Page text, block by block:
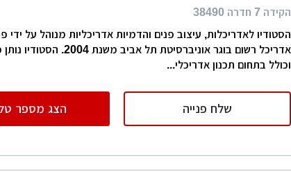
הקידה 7 חדרה 38490
הסטודיו לאדריכלות, עיצוב פנים והדמיות אדריכליות מנוהל על ידי
אדריכל רשום בוגר אוניברסיטת תל אביב
וכולל בתחום תכנון אדריכלי...
שלח פנייה הצג מספר